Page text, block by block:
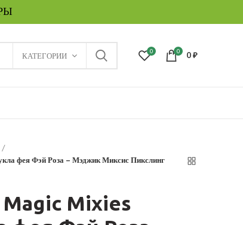
КАТЕГОРИИ 0 0 0₽
фея Фэй Роза – Мэджик Миксис Пикслинг
Magic Mixies